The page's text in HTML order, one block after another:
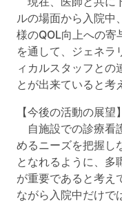
ルの場面から入院中
様のQOL向上への寄
を通して、ジェネラ
ィカルスタッフとの
とが出来ていると考
【今後の活動の展望】
自施設での診療看
めるニーズを把握し
となれるように、多
が重要であると考え
ながら入院中だけで